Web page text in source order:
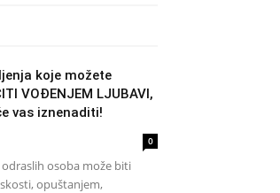
koje možete
VOĐENJEM LJUBAVI,
vas iznenaditi!
0
osoba može biti
opuštanjem,